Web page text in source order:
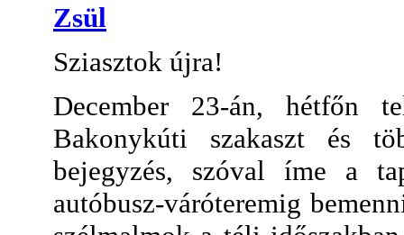
Zsül
Sziasztok újra!
December 23-án, hétfőn
Bakonykúti szakaszt és
bejegyzés, szóval íme a
autóbusz-váróteremig